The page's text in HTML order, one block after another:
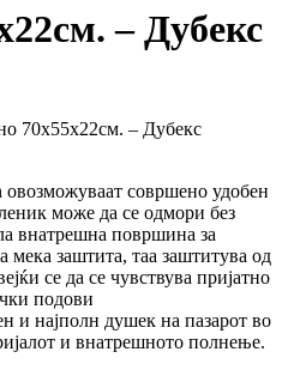
– Дубекс
– Дубекс
совршено удобен
може да се одмори без
внатрешна површина за
заштита, таа заштитува од
се да се чувствува пријатно
подови
и најполн душек на пазарот во
и внатрешното полнење.